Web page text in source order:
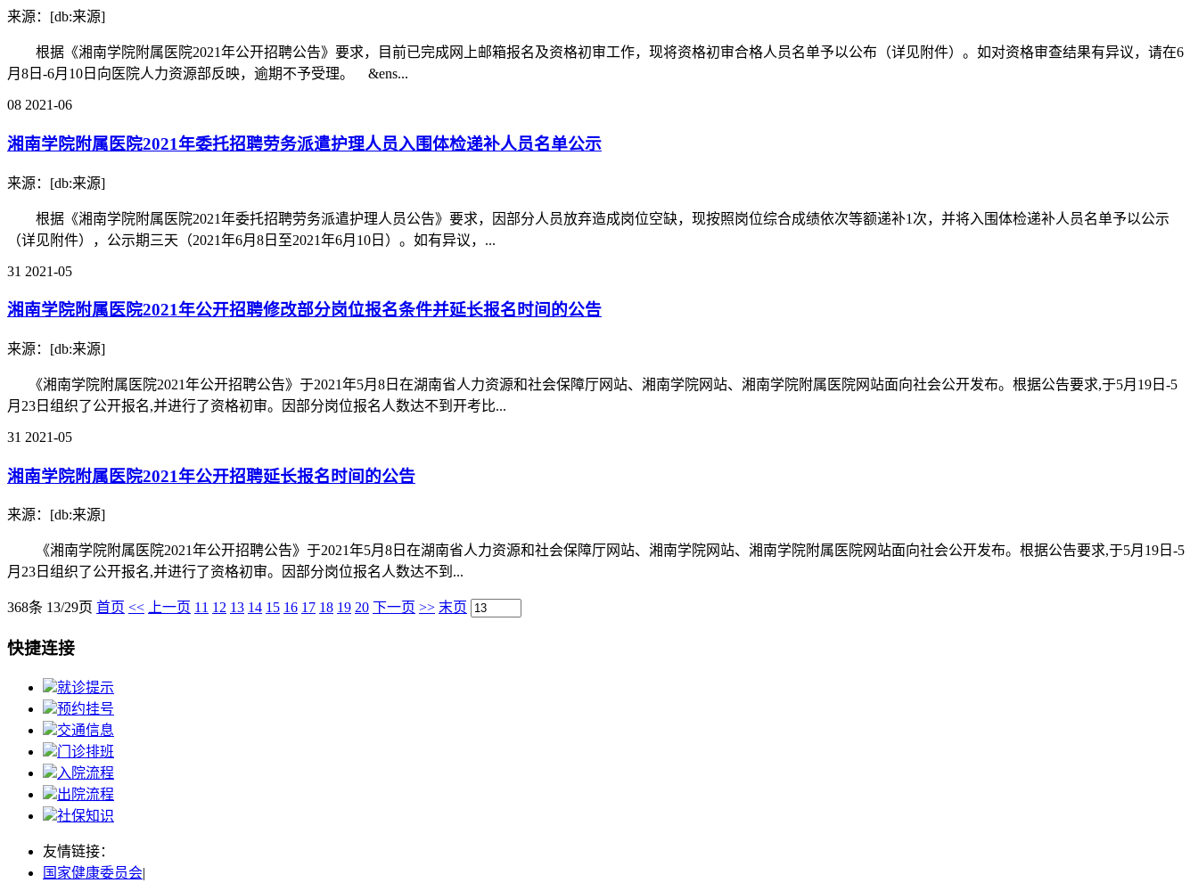
来源：[db:来源]
根据《湘南学院附属医院2021年公开招聘公告》要求，目前已完成网上邮箱报名及资格初审工作，现将资格初审合格人员名单予以公布（详见附件）。如对资格审查结果有异议，请在6
月8日-6月10日向医院人力资源部反映，逾期不予受理。 &ens...
08 2021-06
湘南学院附属医院2021年委托招聘劳务派遣护理人员入围体检递补人员名单公示
来源：[db:来源]
根据《湘南学院附属医院2021年委托招聘劳务派遣护理人员公告》要求，因部分人员放弃造成岗位空缺，现按照岗位综合成绩依次等额递补1次，并将入围体检递补人员名单予以公示
（详见附件），公示期三天（2021年6月8日至2021年6月10日）。如有异议，...
31 2021-05
湘南学院附属医院2021年公开招聘修改部分岗位报名条件并延长报名时间的公告
来源：[db:来源]
《湘南学院附属医院2021年公开招聘公告》于2021年5月8日在湖南省人力资源和社会保障厅网站、湘南学院网站、湘南学院附属医院网站面向社会公开发布。根据公告要求,于5月19日-5
月23日组织了公开报名,并进行了资格初审。因部分岗位报名人数达不到开考比...
31 2021-05
湘南学院附属医院2021年公开招聘延长报名时间的公告
来源：[db:来源]
《湘南学院附属医院2021年公开招聘公告》于2021年5月8日在湖南省人力资源和社会保障厅网站、湘南学院网站、湘南学院附属医院网站面向社会公开发布。根据公告要求,于5月19日-5
月23日组织了公开报名,并进行了资格初审。因部分岗位报名人数达不到...
368条 13/29页 首页 << 上一页 11 12 13 14 15 16 17 18 19 20 下一页 >> 末页
快捷连接
就诊提示
预约挂号
交通信息
门诊排班
入院流程
出院流程
社保知识
友情链接：
国家健康委员会|